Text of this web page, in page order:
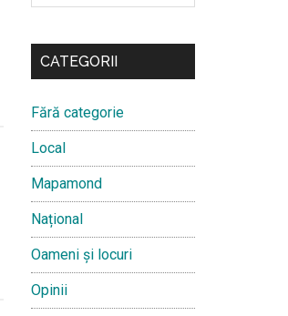
CATEGORII
Fără categorie
Local
Mapamond
Național
Oameni și locuri
Opinii